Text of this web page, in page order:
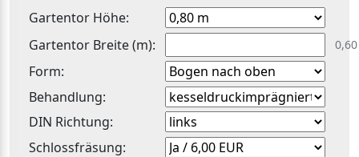
Gartentor Höhe:
Gartentor Breite (m):
Form:
Behandlung:
DIN Richtung:
Schlossfräsung: